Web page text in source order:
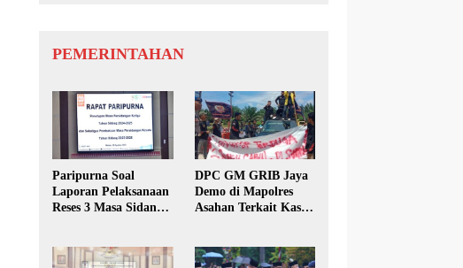
PEMERINTAHAN
Paripurna Soal
Laporan Pelaksanaan
Reses 3 Masa Sidang
DPC GM GRIB Jaya
Demo di Mapolres
Asahan Terkait Kasus